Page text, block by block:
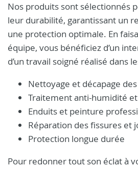
Nos produits sont sélectionnés
leur durabilité, garantissant un
une protection optimale. En
équipe, vous bénéficiez d’un
d’un travail soigné réalisé dans
Nettoyage et décapage
Traitement anti-humidité
Enduits et peinture
Réparation des fissures et
Protection longue durée
Pour redonner tout son éclat à